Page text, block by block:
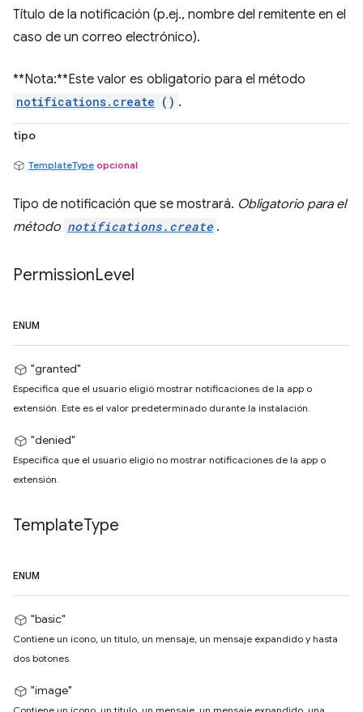
Título de la notificación (p.ej., nombre del remitente en el
caso de un correo electrónico).
**Nota:**Este valor es obligatorio para el método
notifications.create () .
tipo
TemplateType opcional
Tipo de notificación que se mostrará. Obligatorio para el
método notifications.create .
PermissionLevel
ENUM
"granted"
Especifica que el usuario eligió mostrar notificaciones de la app o
extensión. Este es el valor predeterminado durante la instalación.
"denied"
Especifica que el usuario eligió no mostrar notificaciones de la app o
extensión.
TemplateType
ENUM
"basic"
Contiene un ícono, un título, un mensaje, un mensaje expandido y hasta
dos botones.
"image"